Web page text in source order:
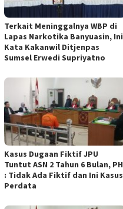
Terkait Meninggalnya WBP di
Lapas Narkotika Banyuasin, Ini
Kata Kakanwil Ditjenpas
Sumsel Erwedi Supriyatno
Kasus Dugaan Fiktif JPU
Tuntut ASN 2 Tahun 6 Bulan, PH
: Tidak Ada Fiktif dan Ini Kasus
Perdata